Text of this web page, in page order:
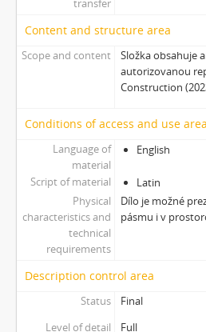
[Subseries] Ke kořenům
[Subseries] Ticho před
[Subseries] tryin to sport
[Subseries] proxy
[Subseries] Snowblind
[Subseries] Shores of the
[Subseries] Houby
[Subseries] Noro, přijde k
[Subseries] Amnion
[Subseries] Už se držím
[Subseries]
[Subseries] SOFT
[Subseries] Intercore
[Subseries] Soft, Soft, Soft,
transfer
Content and structure area
Scope and content
Složka obsahuje
autorizovanou
Construction
Conditions of access and use area
Language of
material
English
Script of material
Latin
Physical
characteristics and
technical
requirements
Dílo je možné
pásmu i v
Description control area
Status
Final
Level of detail
Full